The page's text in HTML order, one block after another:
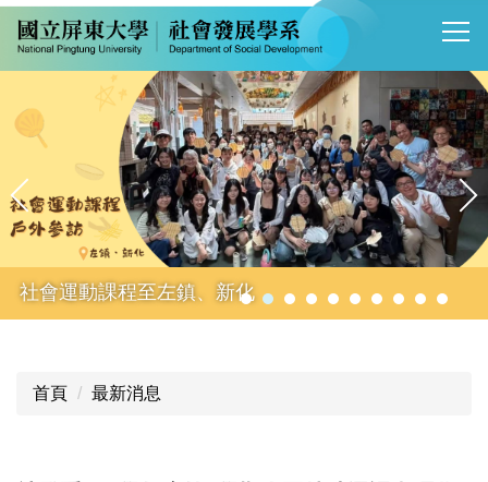
跳
到
主
內
社會運動課程至左鎮、新化
首頁 最新消息